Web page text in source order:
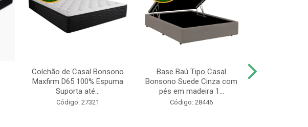
Colchão de Casal Bonsono
Maxfirm D65 100% Espuma
Suporta até...
Código: 27321
Base Baú Tipo Casal
Bonsono Suede Cinza com
pés em madeira 1...
Código: 28446